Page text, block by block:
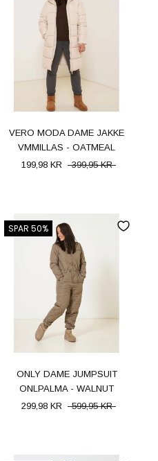
VERO MODA DAME JAKKE
VMMILLAS - OATMEAL
199,98 KR
399,95 KR
SPAR 50%
ONLY DAME JUMPSUIT
ONLPALMA - WALNUT
299,98 KR
599,95 KR